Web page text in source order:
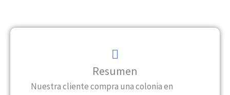
Resumen
Nuestra cliente compra una colonia en